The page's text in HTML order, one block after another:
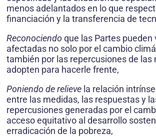
menos adelantados en lo que
financiación y la transferencia de
Reconociendoque las Partes pueden
afectadas no solo por el cambio
también por las repercusiones de las
adopten para hacerle frente,
Poniendo de relieve la relación
entre las medidas, las respuestas y
repercusiones generadas por el
acceso equitativo al desarrollo
erradicación de la pobreza,